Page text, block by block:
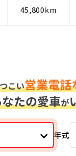
45,800km
年式